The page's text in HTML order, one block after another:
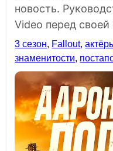
новость.
Video перед
3 сезон, Fallout,
знаменитости,